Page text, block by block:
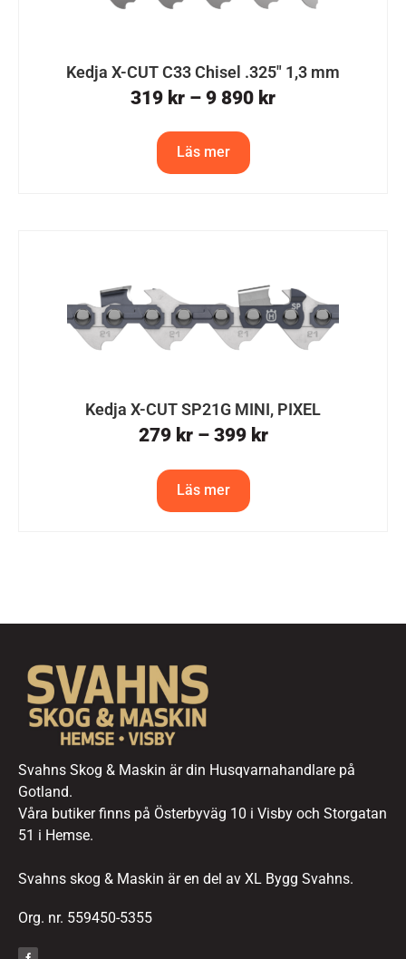
Kedja X-CUT C33 Chisel .325″ 1,3 mm
319 kr – 9 890 kr
Läs mer
Kedja X-CUT SP21G MINI, PIXEL
279 kr – 399 kr
Läs mer
Svahns Skog & Maskin är din Husqvarnahandlare på
Gotland.
Våra butiker finns på Österbyväg 10 i Visby och Storgatan
51 i Hemse.
Svahns skog & Maskin är en del av XL Bygg Svahns.
Org. nr. 559450-5355